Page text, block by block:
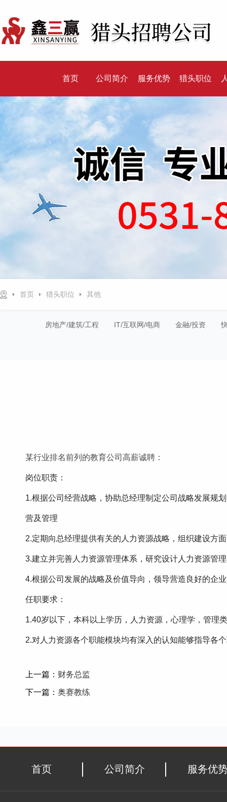
首页 公司简介 服务优势 猎头职位
首页 猎头职位 其他
房地产/建筑/工程 IT/互联网/电商 金融/投资
某行业排名前列的教育公司高薪诚聘：
岗位职责：
1.根据公司经营战略，协助总经理制定公司战略发展规
营及管理
2.定期向总经理提供有关的人力资源战略，组织建设方
3.建立并完善人力资源管理体系，研究设计人力资源管
4.根据公司发展的战略及价值导向，领导营造良好的企
任职要求：
1.40岁以下，本科以上学历，人力资源，心理学，管理
2.对人力资源各个职能模块均有深入的认知能够指导各
上一篇： 财务总监
下一篇： 奥赛教练
首页 公司简介 服务优